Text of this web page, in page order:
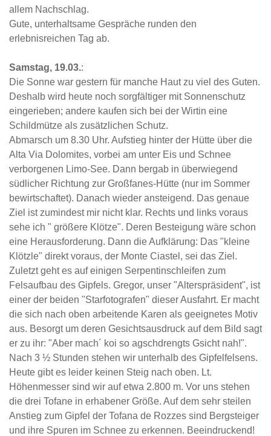
allem Nachschlag.
Gute, unterhaltsame Gespräche runden den
erlebnisreichen Tag ab.
Samstag, 19.03.:
Die Sonne war gestern für manche Haut zu viel des Guten.
Deshalb wird heute noch sorgfältiger mit Sonnenschutz
eingerieben; andere kaufen sich bei der Wirtin eine
Schildmütze als zusätzlichen Schutz.
Abmarsch um 8.30 Uhr. Aufstieg hinter der Hütte über die
Alta Via Dolomites, vorbei am unter Eis und Schnee
verborgenen Limo-See. Dann bergab in überwiegend
südlicher Richtung zur Großfanes-Hütte (nur im Sommer
bewirtschaftet). Danach wieder ansteigend. Das genaue
Ziel ist zumindest mir nicht klar. Rechts und links voraus
sehe ich " größere Klötze". Deren Besteigung wäre schon
eine Herausforderung. Dann die Aufklärung: Das "kleine
Klötzle" direkt voraus, der Monte Ciastel, sei das Ziel.
Zuletzt geht es auf einigen Serpentinschleifen zum
Felsaufbau des Gipfels. Gregor, unser "Alterspräsident", ist
einer der beiden "Starfotografen" dieser Ausfahrt. Er macht
die sich nach oben arbeitende Karen als geeignetes Motiv
aus. Besorgt um deren Gesichtsausdruck auf dem Bild sagt
er zu ihr: "Aber mach´ koi so agschdrengts Gsicht nah!".
Nach 3 ½ Stunden stehen wir unterhalb des Gipfelfelsens.
Heute gibt es leider keinen Steig nach oben. Lt.
Höhenmesser sind wir auf etwa 2.800 m. Vor uns stehen
die drei Tofane in erhabener Größe. Auf dem sehr steilen
Anstieg zum Gipfel der Tofana de Rozzes sind Bergsteiger
und ihre Spuren im Schnee zu erkennen. Beeindruckend!